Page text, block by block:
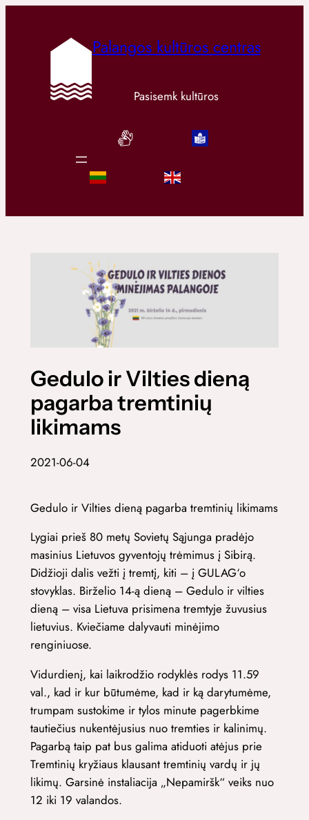
Palangos kultūros centras
Pasisemk kultūros
Gedulo ir Vilties dieną
pagarba tremtinių
likimams
2021-06-04
Gedulo ir Vilties dieną pagarba tremtinių likimams
Lygiai prieš 80 metų Sovietų Sąjunga pradėjo
masinius Lietuvos gyventojų trėmimus į Sibirą.
Didžioji dalis vežti į tremtį, kiti – į GULAG‘o
stovyklas. Birželio 14-ą dieną – Gedulo ir vilties
dieną – visa Lietuva prisimena tremtyje žuvusius
lietuvius. Kviečiame dalyvauti minėjimo
renginiuose.
Vidurdienį, kai laikrodžio rodyklės rodys 11.59
val., kad ir kur būtumėme, kad ir ką darytumėme,
trumpam sustokime ir tylos minute pagerbkime
tautiečius nukentėjusius nuo tremties ir kalinimų.
Pagarbą taip pat bus galima atiduoti atėjus prie
Tremtinių kryžiaus klausant tremtinių vardų ir jų
likimų. Garsinė instaliacija „Nepamiršk“ veiks nuo
12 iki 19 valandos.